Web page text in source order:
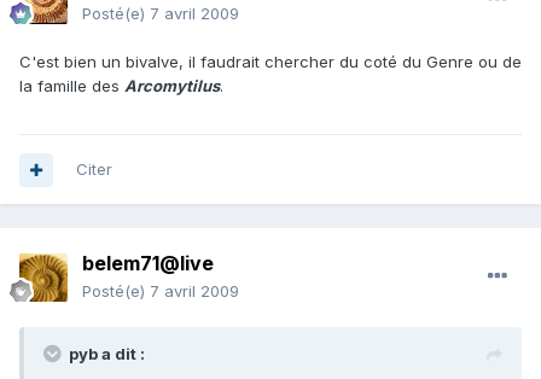
Posté(e) 7 avril 2009
C'est bien un bivalve, il faudrait chercher du coté du Genre ou de
la famille des Arcomytilus.
Citer
belem71@live
Posté(e) 7 avril 2009
pyb a dit :